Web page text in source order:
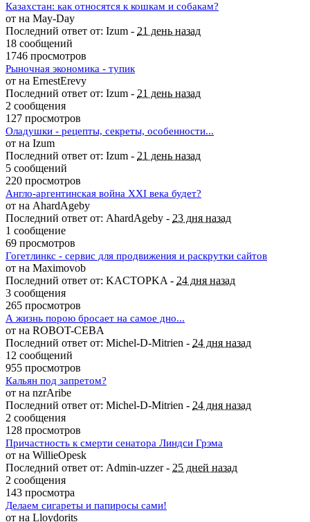
Казахстан: как относятся к кошкам и собакам?
от на May-Day
Последний ответ от: Izum - 21 день назад
18 сообщений
1746 просмотров
Рыночная экономика - тупик
от на ErnestErevy
Последний ответ от: Izum - 21 день назад
2 сообщения
127 просмотров
Оладушки - рецепты, секреты, особенности...
от на Izum
Последний ответ от: Izum - 21 день назад
5 сообщений
220 просмотров
Англо-аргентинская война XXI века будет?
от на AhardAgeby
Последний ответ от: AhardAgeby - 23 дня назад
1 сообщение
69 просмотров
Гогетлинкс - сервис для продвижения и раскрутки сайтов
от на Maximovob
Последний ответ от: KACTOPKA - 24 дня назад
3 сообщения
265 просмотров
А жизнь порою бросает на самое дно...
от на ROBOT-CEBA
Последний ответ от: Michel-D-Mitrien - 24 дня назад
12 сообщений
955 просмотров
Кальян под запретом?
от на nzrAribe
Последний ответ от: Michel-D-Mitrien - 24 дня назад
2 сообщения
128 просмотров
Причастность к смерти сенатора Линдси Грэма
от на WillieOpesk
Последний ответ от: Admin-uzzer - 25 дней назад
2 сообщения
143 просмотра
Делаем сигареты и папиросы сами!
от на Lloydorits